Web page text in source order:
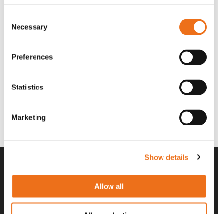
Selection
Necessary
Preferences
Statistics
Marketing
Show details
Allow all
Lägg till i varukorg
Rotor teeth 8t/6k 0Gr/8 R6/14 Filtersats 223 A491555